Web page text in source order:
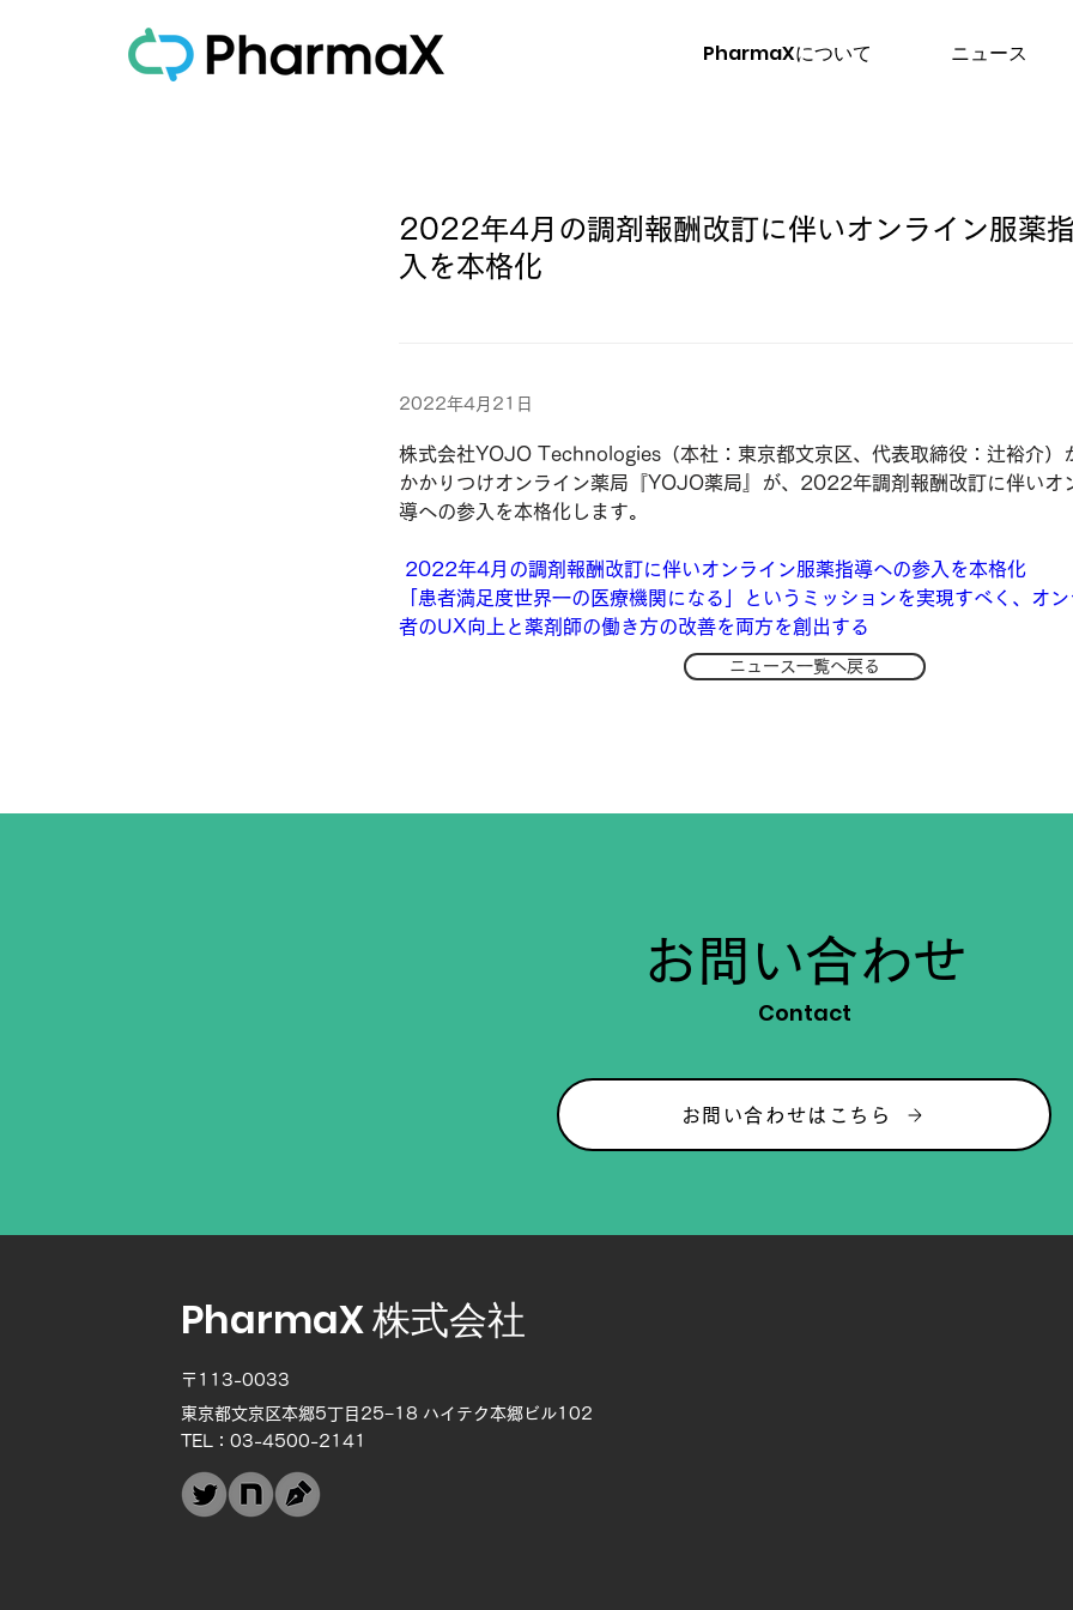
PharmaXについて ニュース
2022年4月の調剤報酬改訂に伴いオンライン服薬
入を本格化
2022年4月21日
株式会社YOJO Technologies（本社：東京都文京区、代表取締役：辻裕介）
かかりつけオンライン薬局『YOJO薬局』が、2022年調剤報酬改訂に伴いオ
導への参入を本格化します。
2022年4月の調剤報酬改訂に伴いオンライン服薬指導への参入を本格化
「患者満足度世界一の医療機関になる」というミッションを実現すべく、オ
者のUX向上と薬剤師の働き方の改善を両方を創出する
ニュース一覧へ戻る
お問い合わせ
Contact
お問い合わせはこちら
PharmaX 株式会社
〒113-0033
東京都文京区本郷5丁目25−18 ハイテク本郷ビル102
TEL：03-4500-2141